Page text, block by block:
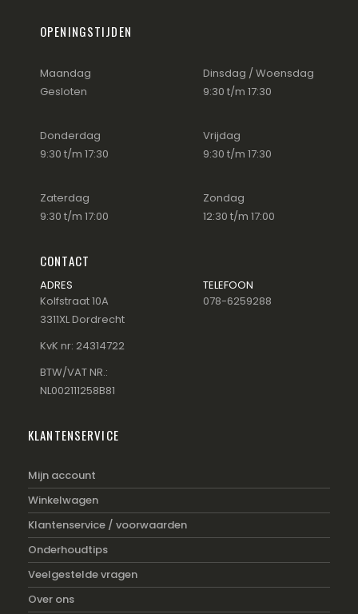
OPENINGSTIJDEN
Maandag
Gesloten
Dinsdag / Woensdag
9:30 t/m 17:30
Donderdag
9:30 t/m 17:30
Vrijdag
9:30 t/m 17:30
Zaterdag
9:30 t/m 17:00
Zondag
12:30 t/m 17:00
CONTACT
ADRES
Kolfstraat 10A
3311XL Dordrecht
KvK nr: 24314722
BTW/VAT NR.:
NL002111258B81
TELEFOON
078-6259288
KLANTENSERVICE
Mijn account
Winkelwagen
Klantenservice / voorwaarden
Onderhoudtips
Veelgestelde vragen
Over ons